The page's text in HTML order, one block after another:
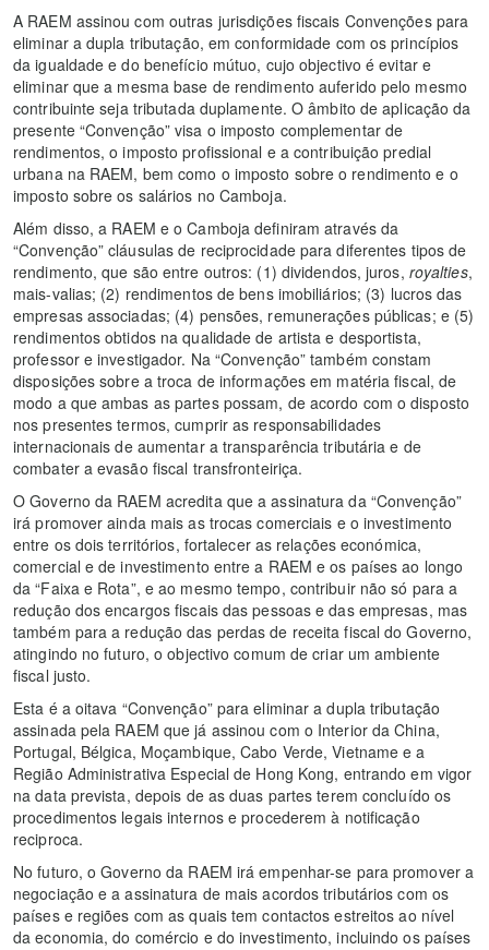
A RAEM assinou com outras jurisdições fiscais Convenções para
eliminar a dupla tributação, em conformidade com os princípios
da igualdade e do benefício mútuo, cujo objectivo é evitar e
eliminar que a mesma base de rendimento auferido pelo mesmo
contribuinte seja tributada duplamente. O âmbito de aplicação da
presente “Convenção” visa o imposto complementar de
rendimentos, o imposto profissional e a contribuição predial
urbana na RAEM, bem como o imposto sobre o rendimento e o
imposto sobre os salários no Camboja.
Além disso, a RAEM e o Camboja definiram através da
“Convenção” cláusulas de reciprocidade para diferentes tipos de
rendimento, que são entre outros: (1) dividendos, juros, royalties,
mais-valias; (2) rendimentos de bens imobiliários; (3) lucros das
empresas associadas; (4) pensões, remunerações públicas; e (5)
rendimentos obtidos na qualidade de artista e desportista,
professor e investigador. Na “Convenção” também constam
disposições sobre a troca de informações em matéria fiscal, de
modo a que ambas as partes possam, de acordo com o disposto
nos presentes termos, cumprir as responsabilidades
internacionais de aumentar a transparência tributária e de
combater a evasão fiscal transfronteiriça.
O Governo da RAEM acredita que a assinatura da “Convenção”
irá promover ainda mais as trocas comerciais e o investimento
entre os dois territórios, fortalecer as relações económica,
comercial e de investimento entre a RAEM e os países ao longo
da “Faixa e Rota”, e ao mesmo tempo, contribuir não só para a
redução dos encargos fiscais das pessoas e das empresas, mas
também para a redução das perdas de receita fiscal do Governo,
atingindo no futuro, o objectivo comum de criar um ambiente
fiscal justo.
Esta é a oitava “Convenção” para eliminar a dupla tributação
assinada pela RAEM que já assinou com o Interior da China,
Portugal, Bélgica, Moçambique, Cabo Verde, Vietname e a
Região Administrativa Especial de Hong Kong, entrando em vigor
na data prevista, depois de as duas partes terem concluído os
procedimentos legais internos e procederem à notificação
reciproca.
No futuro, o Governo da RAEM irá empenhar-se para promover a
negociação e a assinatura de mais acordos tributários com os
países e regiões com as quais tem contactos estreitos ao nível
da economia, do comércio e do investimento, incluindo os países